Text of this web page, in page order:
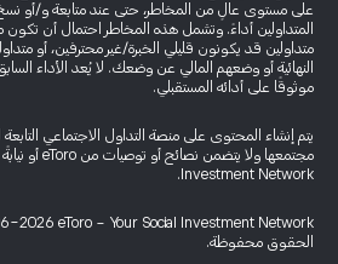
على مستوى عالٍ من المخاطر، حتى عند متابعة و/أو نسخ
المتداولين أداءً. وتشمل هذه المخاطر احتمال أن تكون
متداولين قد يكونون قليلي الخبرة/غير محترفين، أو
موثوقًا على أدائه المستقبلي.
Investment Network.
الحقوق محفوظة.